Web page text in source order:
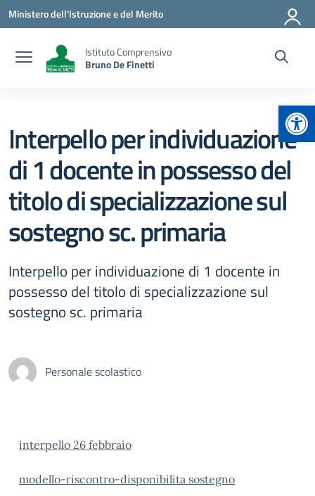
Vai ai contenuti
Vai al menu di navigazione
Vai al footer
Ministero dell'Istruzione e del Merito
Istituto Comprensivo
Bruno De Finetti
Interpello per individuazione
di 1 docente in possesso del
titolo di specializzazione sul
sostegno sc. primaria
Interpello per individuazione di 1 docente in
possesso del titolo di specializzazione sul
sostegno sc. primaria
Personale scolastico
interpello 26 febbraio
modello-riscontro-disponibilita sostegno